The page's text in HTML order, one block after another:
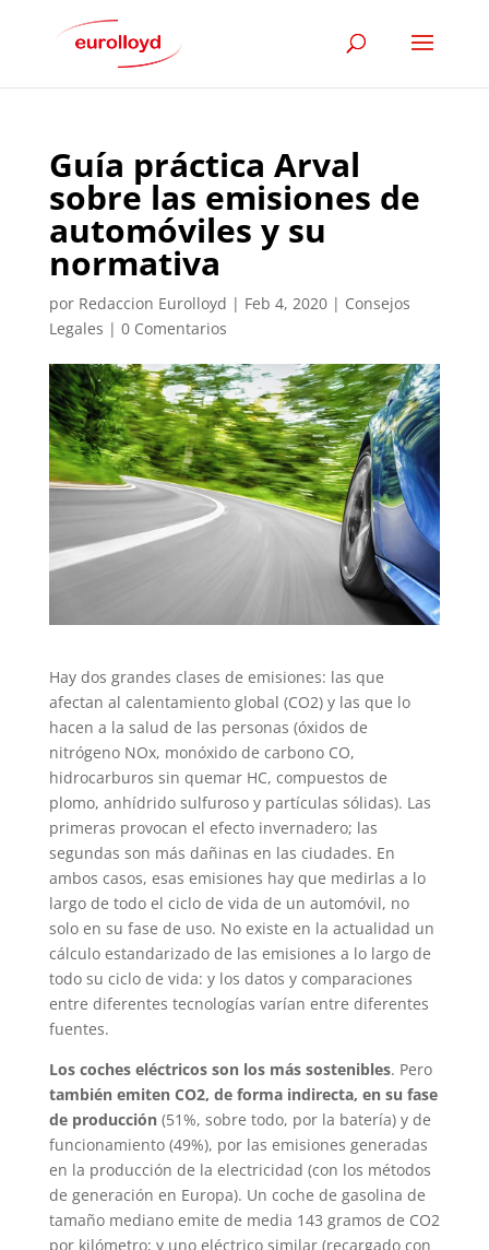
Guía práctica Arval
sobre las emisiones de
automóviles y su
normativa
por Redaccion Eurolloyd | Feb 4, 2020| Consejos
Legales | 0 Comentarios
Hay dos grandes clases de emisiones: las que
afectan al calentamiento global (CO2) y las que lo
hacen a la salud de las personas (óxidos de
nitrógeno NOx, monóxido de carbono CO,
hidrocarburos sin quemar HC, compuestos de
plomo, anhídrido sulfuroso y partículas sólidas). Las
primeras provocan el efecto invernadero; las
segundas son más dañinas en las ciudades. En
ambos casos, esas emisiones hay que medirlas a lo
largo de todo el ciclo de vida de un automóvil, no
solo en su fase de uso. No existe en la actualidad un
cálculo estandarizado de las emisiones a lo largo de
todo su ciclo de vida: y los datos y comparaciones
entre diferentes tecnologías varían entre diferentes
fuentes.
Los coches eléctricos son los más sostenibles. Pero
también emiten CO2, de forma indirecta, en su fase
de producción(51%, sobre todo, por la batería) y de
funcionamiento (49%), por las emisiones generadas
en la producción de la electricidad (con los métodos
de generación en Europa). Un coche de gasolina de
tamaño mediano emite de media 143 gramos de CO2
por kilómetro; y uno eléctrico similar (recargado con